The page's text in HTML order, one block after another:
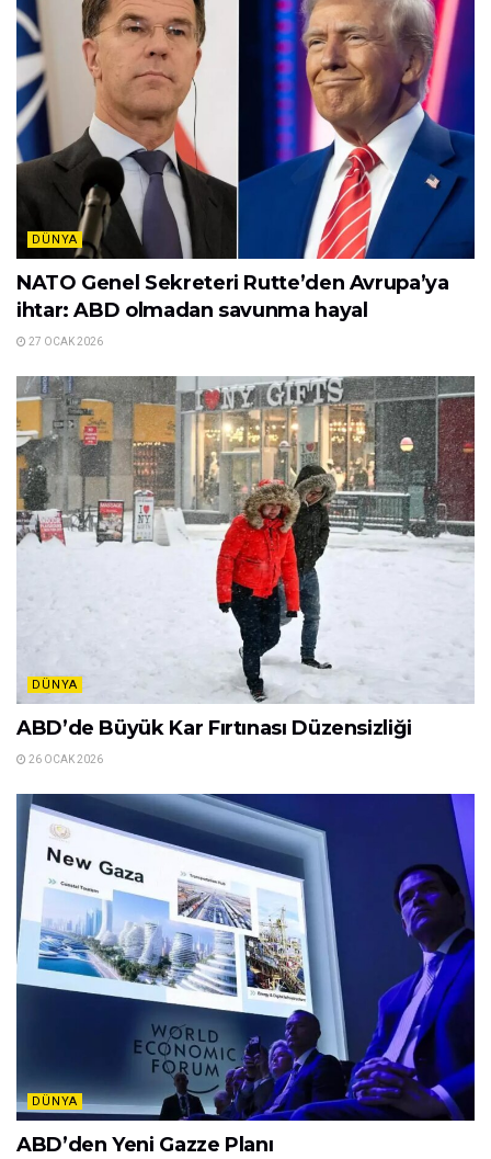
DÜNYA
NATO Genel Sekreteri Rutte’den Avrupa’ya
ihtar: ABD olmadan savunma hayal
27 OCAK 2026
DÜNYA
ABD’de Büyük Kar Fırtınası Düzensizliği
26 OCAK 2026
DÜNYA
ABD’den Yeni Gazze Planı